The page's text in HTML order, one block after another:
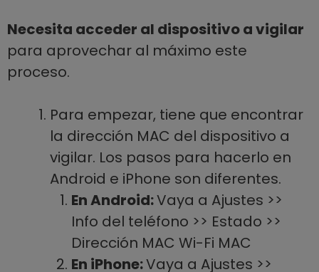
Necesita acceder al dispositivo a vigilar
para aprovechar al máximo este
proceso.
Para empezar, tiene que encontrar
la dirección MAC del dispositivo a
vigilar. Los pasos para hacerlo en
Android e iPhone son diferentes.
En Android:Vaya a Ajustes >>
Info del teléfono >> Estado >>
Dirección MAC Wi-Fi MAC
En iPhone:Vaya a Ajustes >>